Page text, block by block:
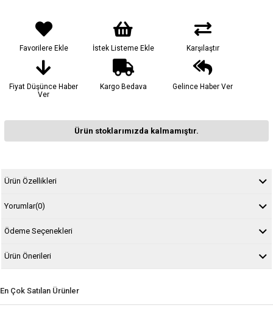
Favorilere Ekle İstek Listeme Ekle Karşılaştır
Fiyat Düşünce Haber
Ver
Kargo Bedava Gelince Haber Ver
Ürün stoklarımızda kalmamıştır.
Ürün Özellikleri
Yorumlar(0)
Ödeme Seçenekleri
Ürün Önerileri
En Çok Satılan Ürünler